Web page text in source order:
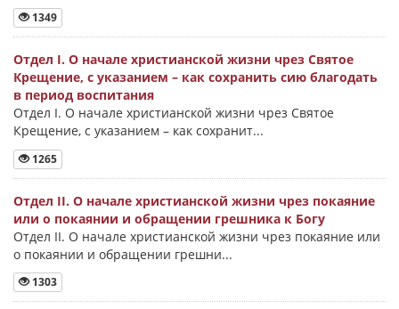
1349
Отдел I. О начале христианской жизни чрез Святое
Крещение, с указанием – как сохранить сию благодать
в период воспитания
Отдел I. О начале христианской жизни чрез Святое
Крещение, с указанием – как сохранит...
1265
Отдел II. О начале христианской жизни чрез покаяние
или о покаянии и обращении грешника к Богу
Отдел II. О начале христианской жизни чрез покаяние или
о покаянии и обращении грешни...
1303